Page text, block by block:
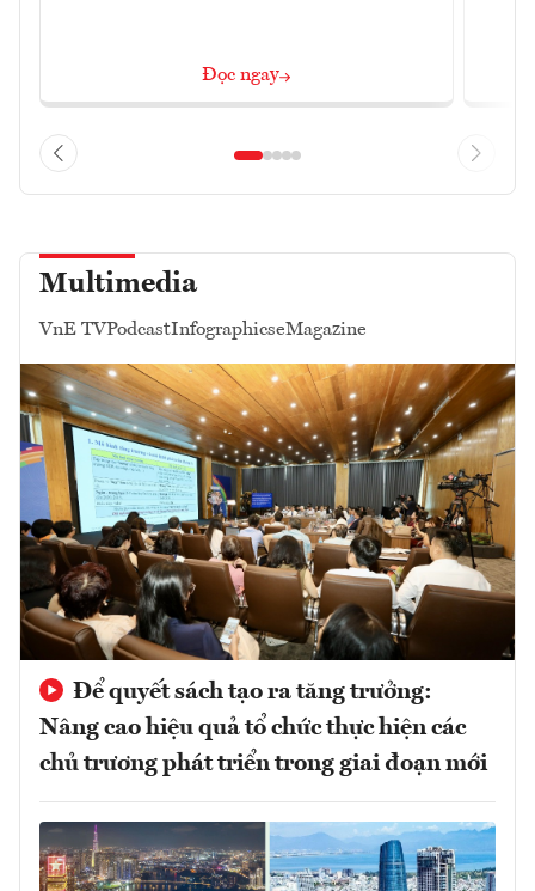
Đọc ngay
Multimedia
VnE TVPodcastInfographicseMagazine
Để quyết sách tạo ra tăng trưởng:
Nâng cao hiệu quả tổ chức thực hiện các
chủ trương phát triển trong giai đoạn mới